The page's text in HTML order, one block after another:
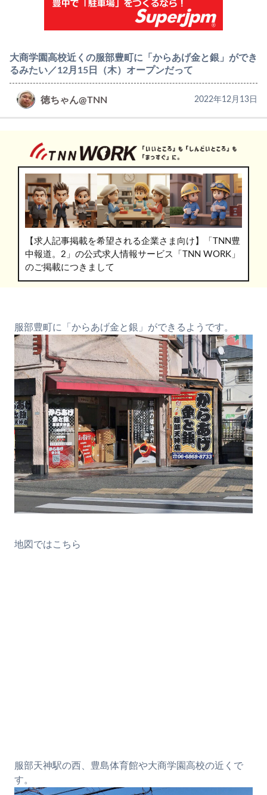
大商学園高校近くの服部豊町に「からあげ金と銀」ができ
るみたい／12月15日（木）オープンだって
徳ちゃん@TNN 2022年12月13日
【求人記事掲載を希望される企業さま向け】「TNN豊
中報道。2」の公式求人情報サービス「TNN WORK」
のご掲載につきまして
服部豊町に「からあげ金と銀」ができるようです。
地図ではこちら
服部天神駅の西、豊島体育館や大商学園高校の近くで
す。